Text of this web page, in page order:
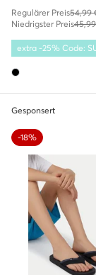
Regulärer Preis54,99
Niedrigster Preis
extra -25% Code:
Gesponsert
-18%